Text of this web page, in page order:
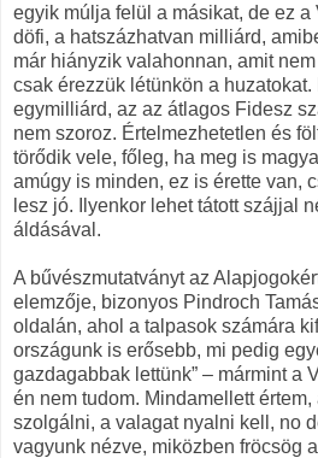
egyik múlja felül a másikat, de ez a
döfi, a hatszázhatvan milliárd,
már hiányzik valahonnan, amit
csak érezzük létünkön a
egymilliárd, az az átlagos Fidesz
nem szoroz. Értelmezhetetlen és
törődik vele, főleg, ha meg is
amúgy is minden, ez is érette van,
lesz jó. Ilyenkor lehet tátott szájjal
áldásával.
A bűvészmutatványt az
elemzője, bizonyos Pindroch
oldalán, ahol a talpasok számára
országunk is erősebb, mi pedig
gazdagabbak lettünk” – mármint a
én nem tudom. Mindamellett értem,
szolgálni, a valagat nyalni kell, no
vagyunk nézve, miközben fröcsög